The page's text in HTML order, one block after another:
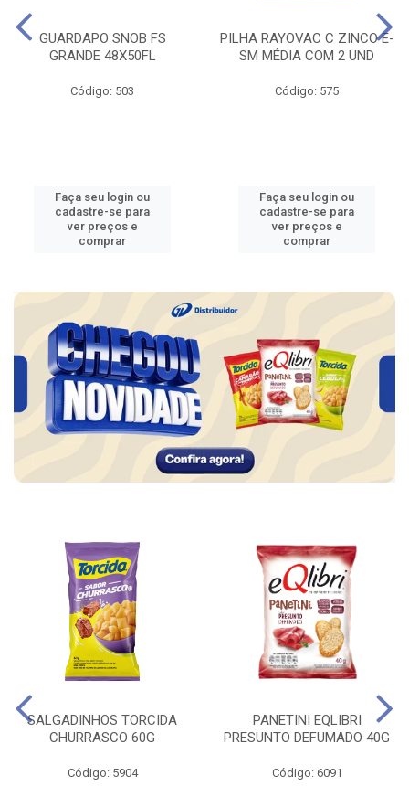
GUARDAPO SNOB FS
GRANDE 48X50FL
Código: 503
Faça seu login ou
cadastre-se para
ver preços e
comprar
PILHA RAYOVAC C ZINCO E-
SM MÉDIA COM 2 UND
Código: 575
Faça seu login ou
cadastre-se para
ver preços e
comprar
SALGADINHOS TORCIDA
CHURRASCO 60G
Código: 5904
PANETINI EQLIBRI
PRESUNTO DEFUMADO 40G
Código: 6091